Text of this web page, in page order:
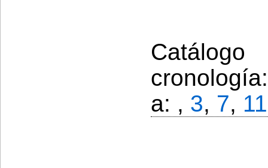
a: , 3, 7, 11